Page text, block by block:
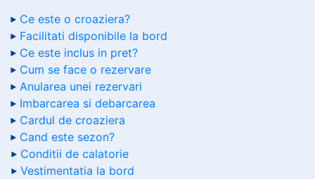
Ce este o croaziera?
Facilitati disponibile la bord
Ce este inclus in pret?
Cum se face o rezervare
Anularea unei rezervari
Imbarcarea si debarcarea
Cardul de croaziera
Cand este sezon?
Conditii de calatorie
Vestimentatia la bord